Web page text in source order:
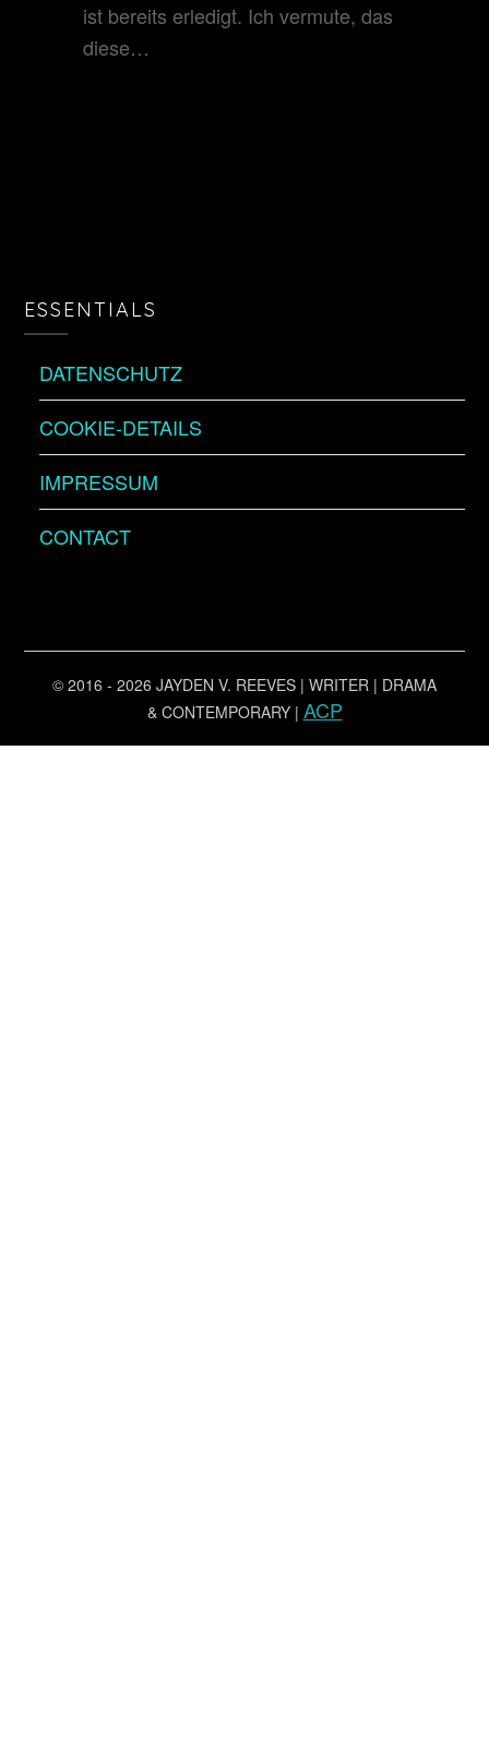
ist bereits erledigt. Ich vermute, das
diese…
ESSENTIALS
DATENSCHUTZ
COOKIE-DETAILS
IMPRESSUM
CONTACT
© 2016 - 2026 JAYDEN V. REEVES | WRITER | DRAMA
& CONTEMPORARY | ACP